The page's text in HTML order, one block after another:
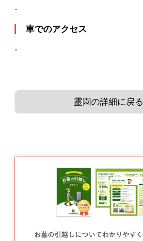
-
車でのアクセス
-
霊園の詳細に戻る